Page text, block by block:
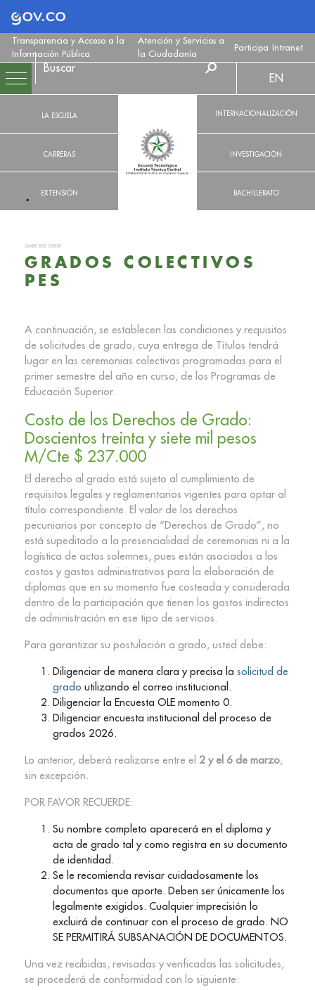
Logo Gobierno de Colombia
Transparencia y Acceso a la
Información Pública
Atención y Servicios a
la Ciudadanía
Participa Intranet
LA ESCUELA
CARRERAS
EXTENSIÓN
EN
INTERNACIONALIZACIÓN
INVESTIGACIÓN
BACHILLERATO
24 ABR. 2026 15:00:00
GRADOS COLECTIVOS
PES
A continuación, se establecen las condiciones y requisitos
de solicitudes de grado, cuya entrega de Títulos tendrá
lugar en las ceremonias colectivas programadas para el
primer semestre del año en curso, de los Programas de
Educación Superior.
Costo de los Derechos de Grado:
Doscientos treinta y siete mil pesos
M/Cte $ 237.000
El derecho al grado está sujeto al cumplimiento de
requisitos legales y reglamentarios vigentes para optar al
título correspondiente. El valor de los derechos
pecuniarios por concepto de “Derechos de Grado”, no
está supeditado a la presencialidad de ceremonias ni a la
logística de actos solemnes, pues están asociados a los
costos y gastos administrativos para la elaboración de
diplomas que en su momento fue costeada y considerada
dentro de la participación que tienen los gastos indirectos
de administración en ese tipo de servicios.
Para garantizar su postulación a grado, usted debe:
Diligenciar de manera clara y precisa la solicitud de
grado utilizando el correo institucional.
Diligenciar la Encuesta OLE momento 0.
Diligenciar encuesta institucional del proceso de
grados 2026.
Lo anterior, deberá realizarse entre el 2 y el 6 de marzo,
sin excepción.
POR FAVOR RECUERDE:
Su nombre completo aparecerá en el diploma y
acta de grado tal y como registra en su documento
de identidad.
Se le recomienda revisar cuidadosamente los
documentos que aporte. Deben ser únicamente los
legalmente exigidos. Cualquier imprecisión lo
excluirá de continuar con el proceso de grado. NO
SE PERMITIRÁ SUBSANACIÓN DE DOCUMENTOS.
Una vez recibidas, revisadas y verificadas las solicitudes,
se procederá de conformidad con lo siguiente: